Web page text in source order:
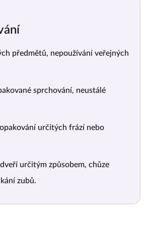
předmětů, nepoužívání veřejných
sprchování, neustálé
určitých frází nebo
určitým způsobem, chůze
zubů.